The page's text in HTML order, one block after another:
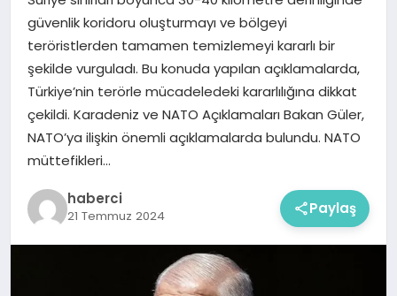
güvenlik koridoru oluşturmayı ve bölgeyi
teröristlerden tamamen temizlemeyi kararlı bir
şekilde vurguladı. Bu konuda yapılan açıklamalarda,
Türkiye’nin terörle mücadeledeki kararlılığına dikkat
çekildi. Karadeniz ve NATO Açıklamaları Bakan Güler,
NATO’ya ilişkin önemli açıklamalarda bulundu. NATO
müttefikleri…
haberci
21 Temmuz 2024 Paylaş